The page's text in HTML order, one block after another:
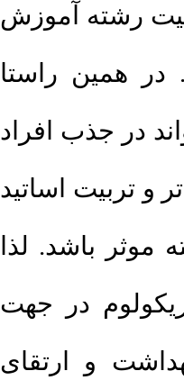
رشته آموزش
در همین راستا
در جذب افراد
و تربیت اساتید
باشد. لذا
در جهت
و ارتقای